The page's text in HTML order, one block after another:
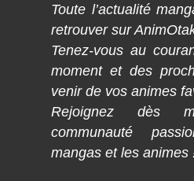
Toute l’actualité
retrouver sur
Tenez-vous au
moment et des
venir de vos animes
Rejoignez dès
communauté
mangas et les animes